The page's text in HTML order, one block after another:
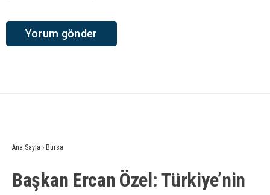
Ana Sayfa › Bursa
Başkan Ercan Özel: Türkiye’nin